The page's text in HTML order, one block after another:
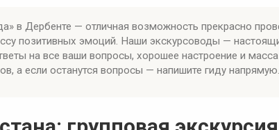
в Дербенте — отличная возможность прекрасно
позитивных эмоций. Наши экскурсоводы —
на все ваши вопросы, хорошее настроение и
а если останутся вопросы — напишите гиду напрямую.